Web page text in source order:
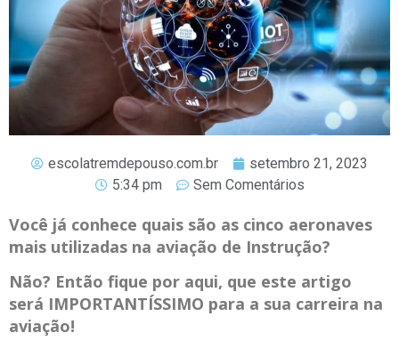
escolatremdepouso.com.br
setembro 21, 2023
5:34 pm
Sem Comentários
Você já conhece quais são as cinco aeronaves
mais utilizadas na aviação de Instrução?
Não? Então fique por aqui, que este artigo
será IMPORTANTÍSSIMO para a sua carreira na
aviação!